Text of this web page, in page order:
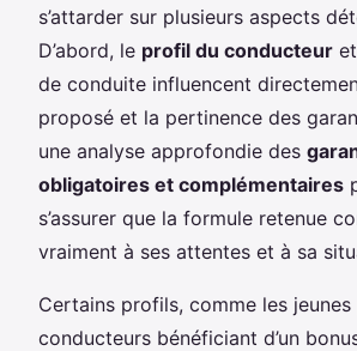
s’attarder sur plusieurs aspects
D’abord, le profil du conducteur
de conduite influencent
proposé et la pertinence des
une analyse approfondie des
obligatoires et complémentaires
s’assurer que la formule retenue
vraiment à ses attentes et à sa
Certains profils, comme les
conducteurs bénéficiant d’un